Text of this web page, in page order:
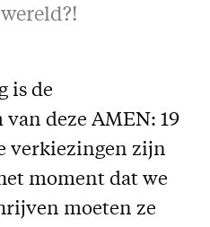
is de
deze AMEN: 19
verkiezingen zijn
moment dat we
moeten ze